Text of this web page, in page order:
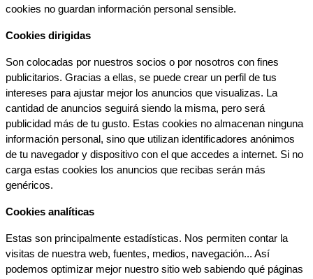
cookies no guardan información personal sensible.
Cookies dirigidas
Son colocadas por nuestros socios o por nosotros con fines
publicitarios. Gracias a ellas, se puede crear un perfil de tus
intereses para ajustar mejor los anuncios que visualizas. La
cantidad de anuncios seguirá siendo la misma, pero será
publicidad más de tu gusto. Estas cookies no almacenan ninguna
información personal, sino que utilizan identificadores anónimos
de tu navegador y dispositivo con el que accedes a internet. Si no
carga estas cookies los anuncios que recibas serán más
genéricos.
Cookies analíticas
Estas son principalmente estadísticas. Nos permiten contar la
visitas de nuestra web, fuentes, medios, navegación... Así
podemos optimizar mejor nuestro sitio web sabiendo qué páginas